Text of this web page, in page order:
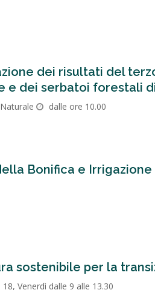
dei risultati del
e dei serbatoi forestali
dalle ore 10.00
Bonifica e Irrigazione
sostenibile per la
Venerdì dalle 9 alle 13.30